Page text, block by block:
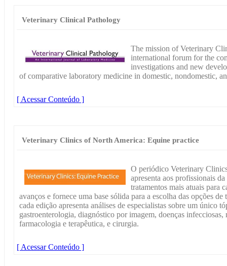
Veterinary Clinical Pathology
The mission of Veterinary
international forum for the
investigations and new
of comparative laboratory medicine in domestic, nondomestic,
[ Acessar Conteúdo ]
Veterinary Clinics of North America: Equine practice
O periódico Veterinary
apresenta aos profissionais
tratamentos mais atuais para
avanços e fornece uma base sólida para a escolha das opções
cada edição apresenta análises de especialistas sobre um único
gastroenterologia, diagnóstico por imagem, doenças
farmacologia e terapêutica, e cirurgia.
[ Acessar Conteúdo ]